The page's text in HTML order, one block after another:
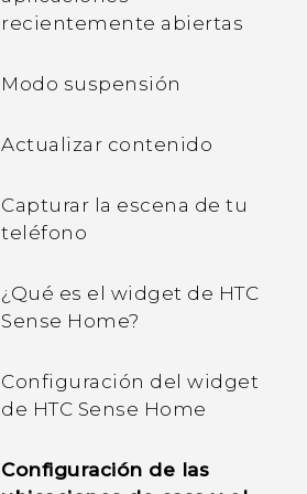
no funciona en algunas
6.0?
¿De que forma ahorra
espera en Android 6.0?
En Ajustes, ¿para que se
utiliza la optimización de
¿Cómo añado el punto a
apagar esto?
rápidas sobre tu teléfono?
recientemente abiertas
Modo suspensión
Actualizar contenido
Capturar la escena de tu
teléfono
¿Qué es el widget de HTC
Sense Home?
Configuración del widget
de HTC Sense Home
Configuración de las